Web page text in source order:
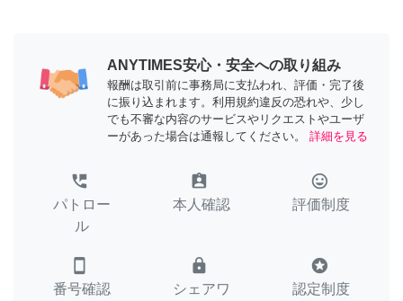
ANYTIMES安心・安全への取り組み
報酬は取引前に事務局に支払われ、評価・完了後
に振り込まれます。利用規約違反の恐れや、少し
でも不審な内容のサービスやリクエストやユーザ
ーがあった場合は通報してください。
詳細を見る
perm_phone_msg
パトロー
ル
assignment_ind
本人確認
tag_faces
評価制度
smartphone
番号確認
lock
シェアワ
stars
認定制度